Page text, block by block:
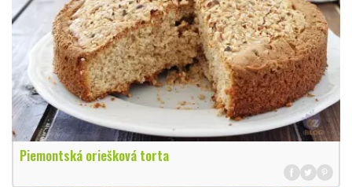
Piemontská oriešková torta